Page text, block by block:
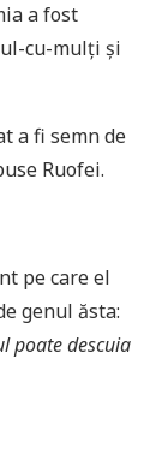
a fost
cu-mulți și
a fi semn de
Ruofei.
pe care el
genul ăsta:
poate descuia